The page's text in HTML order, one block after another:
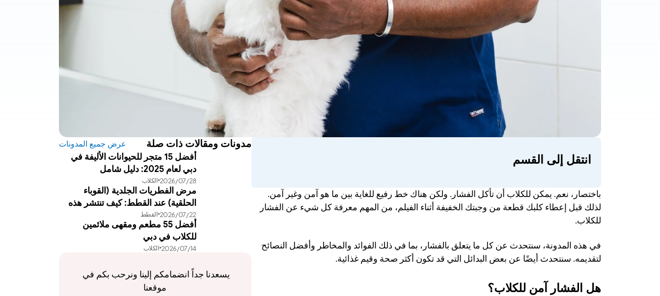
انتقل إلى القسم
للكلاب.
لتقديمه. سنتحدث أيضًا عن بعض البدائل التي قد تكون أكثر صحة وقيم غذائية.
هل الفشار آمن للكلاب؟
مدونات ومقالات ذات صلة عرض جميع المدونات
أفضل 15 متجر للحيوانات الأليفة في
دبي لعام 2025: دليل شامل
28‏/07‏/2026
الكلاب
مرض الفطريات الجلدية (القوباء
الحلقية) عند القطط: كيف تنتشر هذه
العدوى وطرق علاجها الفعالة
22‏/07‏/2026
القطط
أفضل 55 مطعم ومقهى ملائمين
للكلاب في دبي
14‏/07‏/2026
الكلاب
موقعنا